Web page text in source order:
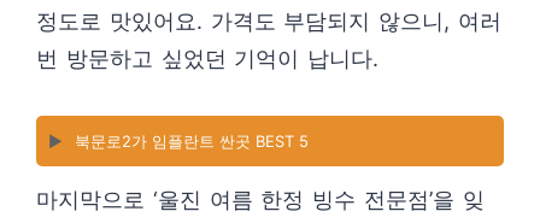
정도로 맛있어요. 가격도 부담되지 않으니, 여러
번 방문하고 싶었던 기억이 납니다.
▶️ 북문로2가 임플란트 싼곳 BEST 5
마지막으로 ‘울진 여름 한정 빙수 전문점’을 잊